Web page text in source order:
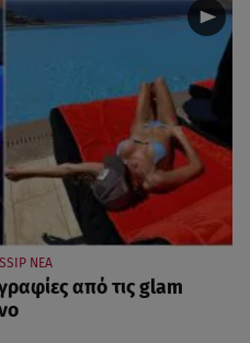
ΝΕΑ
από τις glam